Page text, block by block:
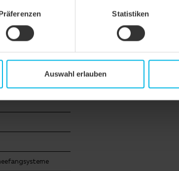
Statistiken
Auswahl erlauben